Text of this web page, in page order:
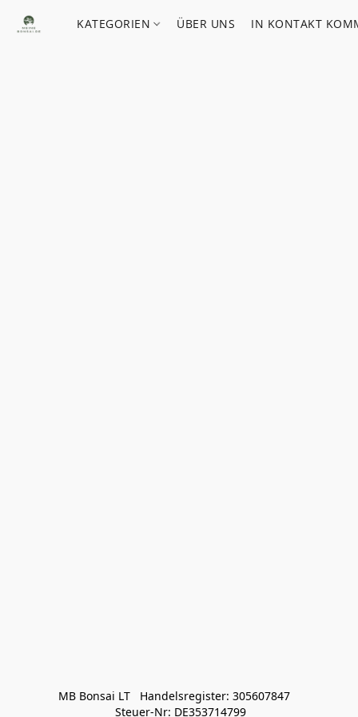
KATEGORIEN ÜBER UNS IN KONTAKT
MB Bonsai LT   Handelsregister: 305607847
Steuer-Nr: DE353714799